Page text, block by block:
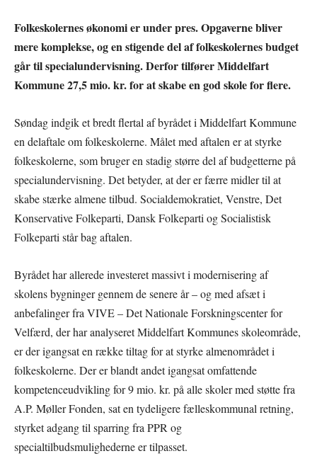
Folkeskolernes økonomi er under pres. Opgaverne bliver
mere komplekse, og en stigende del af folkeskolernes budget
går til specialundervisning. Derfor tilfører Middelfart
Kommune 27,5 mio. kr. for at skabe en god skole for flere.
Søndag indgik et bredt flertal af byrådet i Middelfart Kommune
en delaftale om folkeskolerne. Målet med aftalen er at styrke
folkeskolerne, som bruger en stadig større del af budgetterne på
specialundervisning. Det betyder, at der er færre midler til at
skabe stærke almene tilbud. Socialdemokratiet, Venstre, Det
Konservative Folkeparti, Dansk Folkeparti og Socialistisk
Folkeparti står bag aftalen.
Byrådet har allerede investeret massivt i modernisering af
skolens bygninger gennem de senere år – og med afsæt i
anbefalinger fra VIVE – Det Nationale Forskningscenter for
Velfærd, der har analyseret Middelfart Kommunes skoleområde,
er der igangsat en række tiltag for at styrke almenområdet i
folkeskolerne. Der er blandt andet igangsat omfattende
kompetenceudvikling for 9 mio. kr. på alle skoler med støtte fra
A.P. Møller Fonden, sat en tydeligere fælleskommunal retning,
styrket adgang til sparring fra PPR og
specialtilbudsmulighederne er tilpasset.